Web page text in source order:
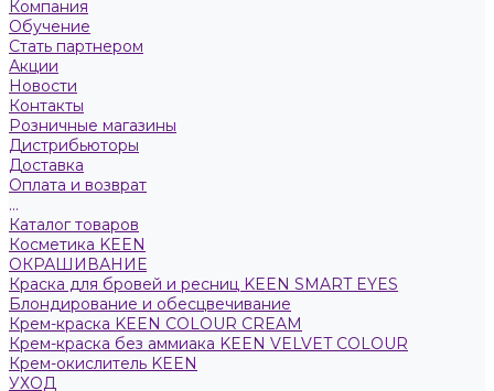
Компания
Обучение
Стать партнером
Акции
Новости
Контакты
Розничные магазины
Дистрибьюторы
Доставка
Оплата и возврат
...
Каталог товаров
Косметика KEEN
ОКРАШИВАНИЕ
Краска для бровей и ресниц KEEN SMART EYES
Блондирование и обесцвечивание
Крем-краска KEEN COLOUR CREAM
Крем-краска без аммиака KEEN VELVET COLOUR
Крем-окислитель KEEN
УХОД